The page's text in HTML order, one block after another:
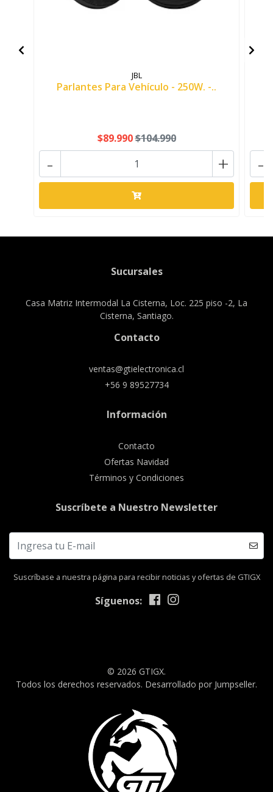
JBL
Parlantes Para Vehículo - 250W. -..
$89.990$104.990
+
- -
Sucursales
Casa Matriz Intermodal La Cisterna, Loc. 225 piso -2, La
Cisterna, Santiago.
Contacto
ventas@gtielectronica.cl
+56 9 89527734
Información
Contacto
Ofertas Navidad
Términos y Condiciones
Suscríbete a Nuestro Newsletter
Suscríbase a nuestra página para recibir noticias y ofertas de GTIGX
Síguenos:
© 2026 GTIGX.
Todos los derechos reservados. Desarrollado por Jumpseller.